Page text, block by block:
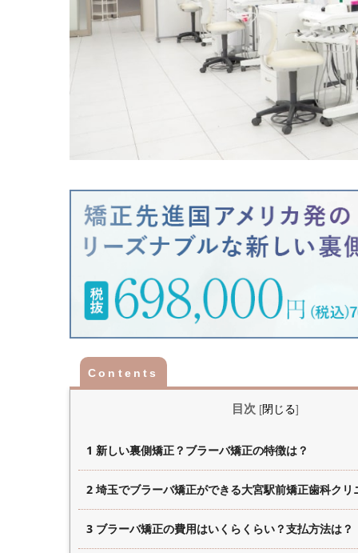
目次 [閉じる]
1 新しい裏側矯正？ブラーバ矯正の特徴は？
2 埼玉でブラーバ矯正ができる大宮駅前矯正歯科クリ
3 ブラーバ矯正の費用はいくらくらい？支払方法は？